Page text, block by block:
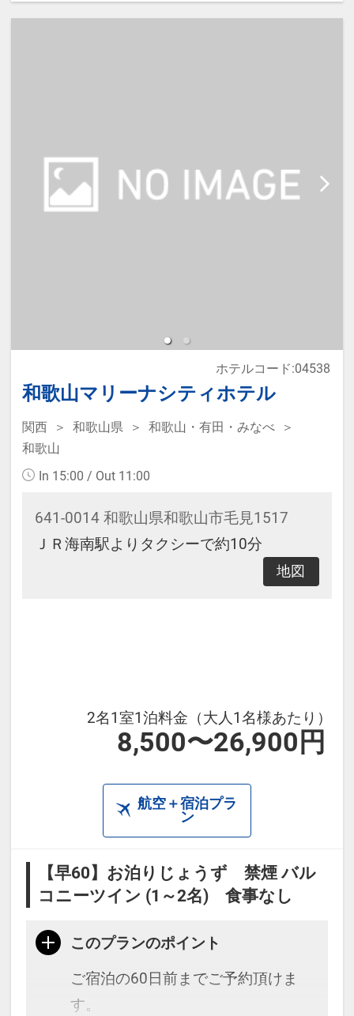
場所 ：3Fレストランサンクシェー
～提携駐車場のご案内～
提携駐車場：和歌山ロイヤルパーキ
ング (予約不要・先着順）
全長：5.3m以下
車両制限を超えるお車をご利用の場
合は事前にホテルまでご連絡くださ
いませ。
～お子様の添い寝について～
(0歳から12歳未満)のお子様1名様ま
でとさせていただきます。
例:ベッドが1台のお部屋(大人1～2名
らず大人と同じ料金を頂戴しており
和歌山マリーナシティホテル
ホテルコード:04538
関西 和歌山県
和歌山・有田・みなべ
和歌山
In 15:00 / Out 11:00
641-0014 和歌山県和歌山市毛見1517
ＪＲ海南駅よりタクシーで約10分
地図
2名1室1泊料金（大人1名様あたり）
8,500〜26,900円
航空＋宿泊プラ
ン
【早60】お泊りじょうず 禁煙 バル
コニーツイン (1～2名) 食事なし
このプランのポイント
ご宿泊の60日前までご予約頂けま
す。